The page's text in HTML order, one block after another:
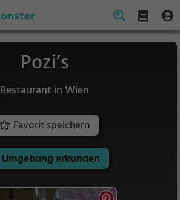
Pozi’s
Restaurant in Wien
Favorit speichern
Umgebung erkunden